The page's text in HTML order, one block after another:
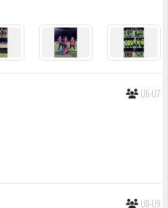
U6-U7
U8-U9